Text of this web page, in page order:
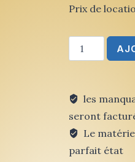
Prix de
quantité
de
les
seront
Le
parfait état